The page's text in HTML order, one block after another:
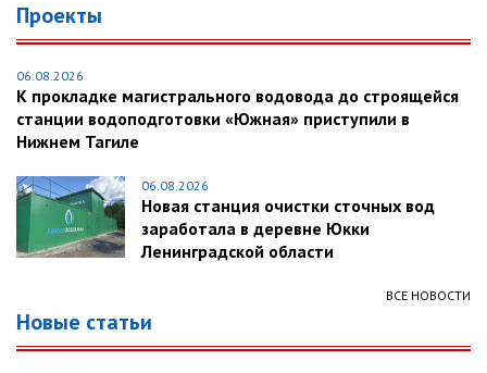
Проекты
06.08.2026
К прокладке магистрального водовода до строящейся
станции водоподготовки «Южная» приступили в
Нижнем Тагиле
06.08.2026
Новая станция очистки сточных вод
заработала в деревне Юкки
Ленинградской области
ВСЕ НОВОСТИ
Новые статьи